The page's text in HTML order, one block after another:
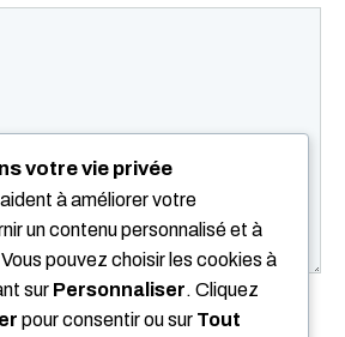
votre vie privée
à améliorer votre
un contenu personnalisé et à
pouvez choisir les cookies à
sur Personnaliser. Cliquez
pour consentir ou sur Tout